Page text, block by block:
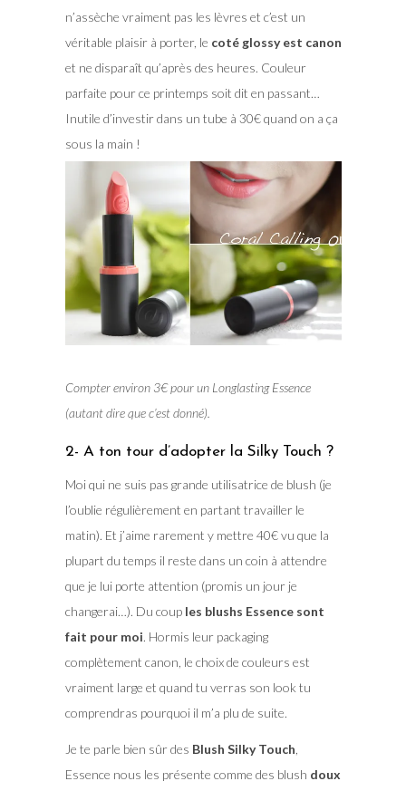
n’assèche vraiment pas les lèvres et c’est un
véritable plaisir à porter, le coté glossy est canon
et ne disparaît qu’après des heures. Couleur
parfaite pour ce printemps soit dit en passant…
Inutile d’investir dans un tube à 30€ quand on a ça
sous la main !
Compter environ 3€ pour un Longlasting Essence
(autant dire que c’est donné).
2- A ton tour d’adopter la Silky Touch ?
Moi qui ne suis pas grande utilisatrice de blush (je
l’oublie régulièrement en partant travailler le
matin). Et j’aime rarement y mettre 40€ vu que la
plupart du temps il reste dans un coin à attendre
que je lui porte attention (promis un jour je
changerai…). Du couples blushs Essence sont
fait pour moi. Hormis leur packaging
complètement canon, le choix de couleurs est
vraiment large et quand tu verras son look tu
comprendras pourquoi il m’a plu de suite.
Je te parle bien sûr des Blush Silky Touch
Essence nous les présente comme des blush doux